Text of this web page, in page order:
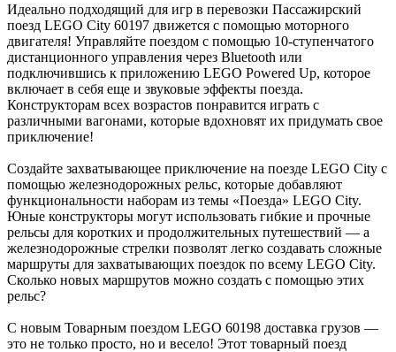
Идеально подходящий для игр в перевозки Пассажирский
поезд LEGO City 60197 движется с помощью моторного
двигателя! Управляйте поездом с помощью 10-ступенчатого
дистанционного управления через Bluetooth или
подключившись к приложению LEGO Powered Up, которое
ключает в себя еще и звуковые эффекты поезда.
Конструкторам всех возрастов понравится играть с
различными вагонами, которые вдохновят их придумать свое
приключение!
Создайте захватывающее приключение на поезде LEGO City с
помощью железнодорожных рельс, которые добавляют
функциональности наборам из темы «Поезда» LEGO City.
Юные конструкторы могут использовать гибкие и прочные
рельсы для коротких и продолжительных путешествий — а
железнодорожные стрелки позволят легко создавать сложные
маршруты для захватывающих поездок по всему LEGO City.
Сколько новых маршрутов можно создать с помощью этих
рельс?
С новым Товарным поездом LEGO 60198 доставка грузов —
это не только просто, но и весело! Этот товарный поезд